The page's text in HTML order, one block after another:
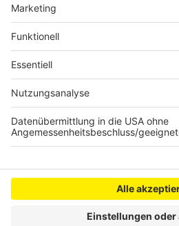
Anzeige
Anzeige